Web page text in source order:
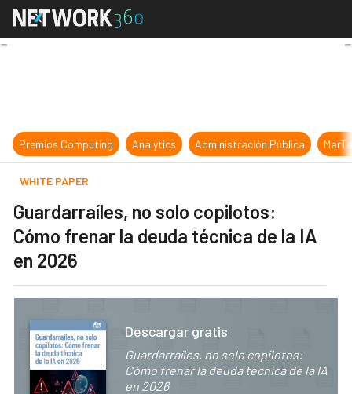
Guardarraíles, no solo copilotos:
Premios Computing Analytics Administración Pública
WHITE PAPER
Guardarraíles, no solo copilotos:
Cómo frenar la deuda técnica de la IA
en 2026
Descargar gratis
Guardarraíles, no solo copilotos:
Cómo frenar la deuda técnica de la IA
en 2026